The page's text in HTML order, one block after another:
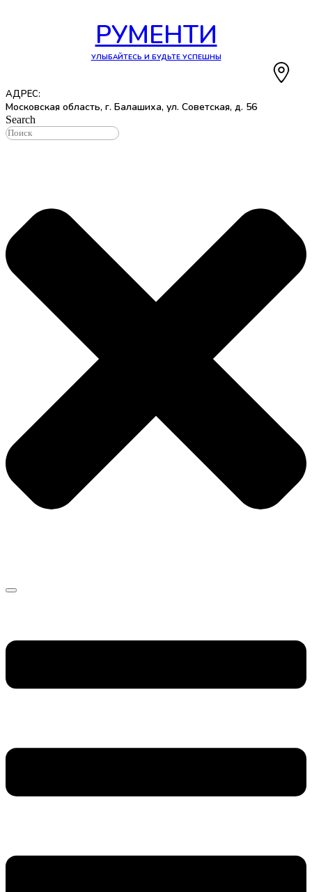
РУМЕНТИ
УЛЫБАЙТЕСЬ И БУДЬТЕ УСПЕШНЫ
АДРЕС:
Московская область, г. Балашиха, ул. Советская, д. 56
Search